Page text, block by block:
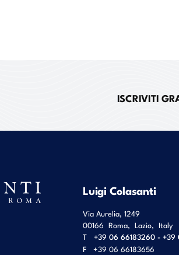
ISCRIVITI
Luigi Colasanti
Via Aurelia, 1249
00166 Roma, Lazio, Italy
T
+39 06 66183260 - +39
F
+39 06 66183656